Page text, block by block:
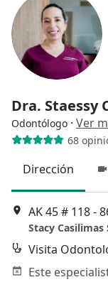
Dra. Staessy
Odontólogo · Ver
68
Dirección
AK 45 # 118 -
Stacy
Visita